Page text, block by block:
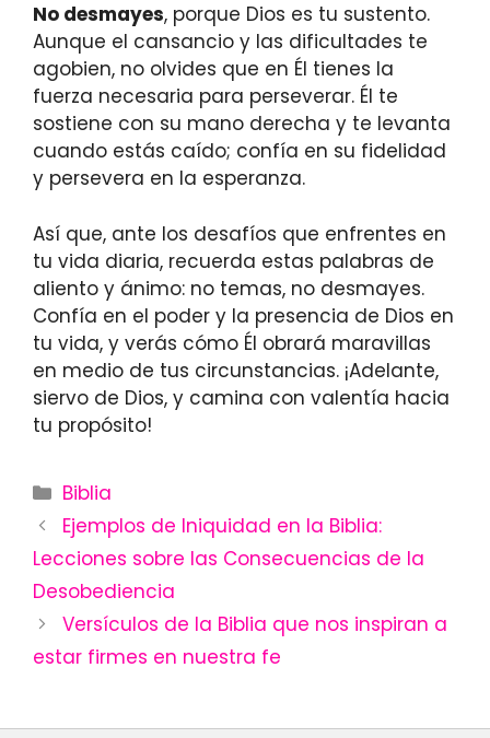
No desmayes, porque Dios es tu sustento.
Aunque el cansancio y las dificultades te
agobien, no olvides que en Él tienes la
fuerza necesaria para perseverar. Él te
sostiene con su mano derecha y te levanta
cuando estás caído; confía en su fidelidad
y persevera en la esperanza.
Así que, ante los desafíos que enfrentes en
tu vida diaria, recuerda estas palabras de
aliento y ánimo: no temas, no desmayes.
Confía en el poder y la presencia de Dios en
tu vida, y verás cómo Él obrará maravillas
en medio de tus circunstancias. ¡Adelante,
siervo de Dios, y camina con valentía hacia
tu propósito!
Categories
Biblia
Ejemplos de Iniquidad en la Biblia:
Lecciones sobre las Consecuencias de la
Desobediencia
Versículos de la Biblia que nos inspiran a
estar firmes en nuestra fe